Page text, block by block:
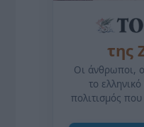
της
Οι άνθρωποι,
το
πολιτισμός